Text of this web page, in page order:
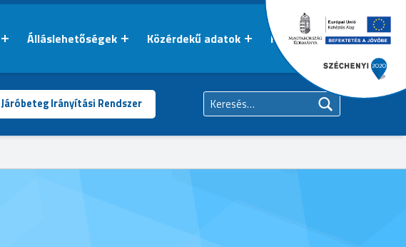
Álláslehetőségek Közérdekű adatok Kapcsolat
Járóbeteg Irányítási Rendszer